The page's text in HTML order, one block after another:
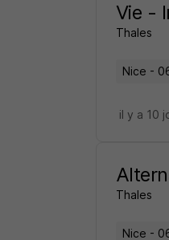
Vie -
Thales
Nice -
il y a 10
Thales
Nice -